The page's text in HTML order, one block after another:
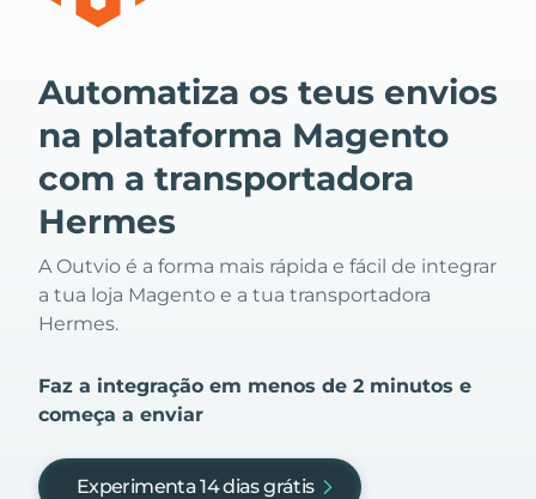
Automatiza os teus envios
na plataforma Magento
com a transportadora
Hermes
A Outvio é a forma mais rápida e fácil de integrar
a tua loja Magento e a tua transportadora
Hermes.
Faz a integração em menos de 2 minutos e
começa a enviar
Experimenta 14 dias grátis